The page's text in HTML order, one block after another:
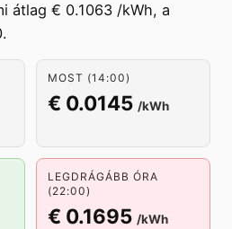
átlag € 0.1063 /kWh, a
MOST (14:00)
€ 0.0145 /kWh
LEGDRÁGÁBB ÓRA
(22:00)
€ 0.1695 /kWh